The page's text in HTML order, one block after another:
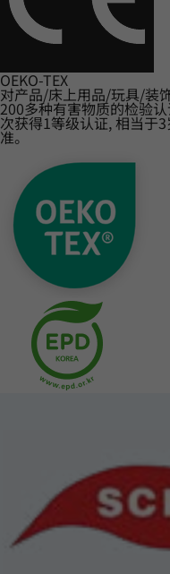
OEKO-TEX
对产品/床上用品/玩具/装
200多种有害物质的检验
次获得1等级认证, 相当于
准。